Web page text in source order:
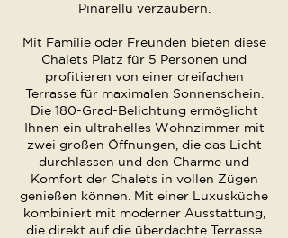
Pinarellu verzaubern.
Mit Familie oder Freunden bieten diese
Chalets Platz für 5 Personen und
profitieren von einer dreifachen
Terrasse für maximalen Sonnenschein.
Die 180-Grad-Belichtung ermöglicht
Ihnen ein ultrahelles Wohnzimmer mit
zwei großen Öffnungen, die das Licht
durchlassen und den Charme und
Komfort der Chalets in vollen Zügen
genießen können. Mit einer Luxusküche
kombiniert mit moderner Ausstattung,
die direkt auf die überdachte Terrasse